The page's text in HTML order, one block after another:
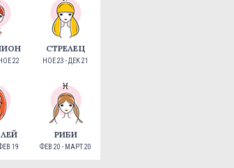
22
СТРЕЛЕЦ
НОЕ 23 - ДЕК 21
19
РИБИ
ФЕВ 20 - МАРТ 20